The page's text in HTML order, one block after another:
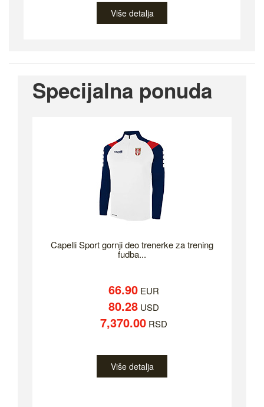
Više detalja
Specijalna ponuda
Capelli Sport gornji deo trenerke za trening
fudba...
66.90EUR
80.28USD
7,370.00RSD
Više detalja